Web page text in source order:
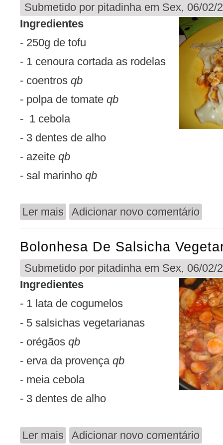
Submetido por pitadinha em Sex, 06/02/
Ingredientes
- 250g de tofu
- 1 cenoura cortada as rodelas
- coentros qb
- polpa de tomate qb
- 1 cebola
- 3 dentes de alho
- azeite qb
- sal marinho qb
Ler mais acerca de Bolonhesa de Tofu
Adicionar novo comentário
Bolonhesa De Salsicha
Submetido por pitadinhaem Sex, 06/02/
Ingredientes
- 1 lata de cogumelos
- 5 salsichas vegetarianas
- orégãos qb
- erva da provença qb
- meia cebola
- 3 dentes de alho
Ler mais acerca de Bolonhesa de Salsicha Vegetariana
Adicionar novo comentário